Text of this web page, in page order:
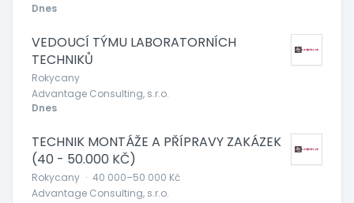
Dnes
VEDOUCÍ TÝMU LABORATORNÍCH
TECHNIKŮ
Rokycany
Advantage Consulting, s.r.o.
Dnes
TECHNIK MONTÁŽE A PŘÍPRAVY ZAKÁZEK
(40 - 50.000 KČ)
Rokycany · 40 000–50 000 Kč
Advantage Consulting, s.r.o.